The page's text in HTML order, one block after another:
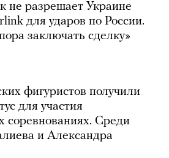
не разрешает Украине
для ударов по России.
заключать сделку»
фигуристов получили
для участия
соревнованиях. Среди
и Александра